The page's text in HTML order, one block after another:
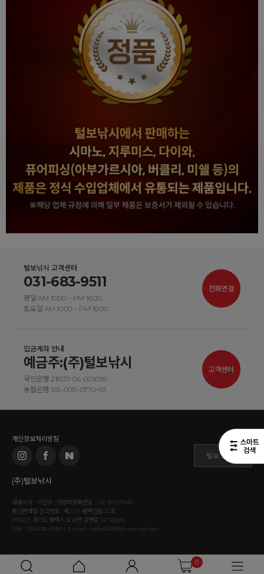
0
털보낚시 고객센터
031-683-9511
평일 AM 10:00 ~ PM 16:00
토요일 AM 10:00 ~ PM 16:00
전화연결
입금계좌 안내
예금주:(주)털보낚시
국민은행 218137-04-003095
농협은행 355-0015-0770-93
고객센터
개인정보처리방침
털보 도매몰
(주)털보낚시
대표이사 : 이찬구 | 사업자등록번호 : 142-81-07548
통신판매업 신고번호 : 제2011-평택안출-12호
[17927] 경기도 평택시 오성면 강변로 1473(신리)
FAX : 031-696-9959 | E-mail : tolbo5099@hanmail.net
COPYRIGHT⒞ TOLBO. ALL RIGHT RESERVED.